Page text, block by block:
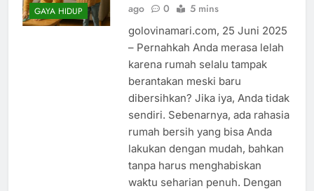
GAYA HIDUP
ago
0 5 mins
golovinamari.com, 25 Juni 2025
– Pernahkah Anda merasa lelah
karena rumah selalu tampak
berantakan meski baru
dibersihkan? Jika iya, Anda tidak
sendiri. Sebenarnya, ada rahasia
rumah bersih yang bisa Anda
lakukan dengan mudah, bahkan
tanpa harus menghabiskan
waktu seharian penuh. Dengan